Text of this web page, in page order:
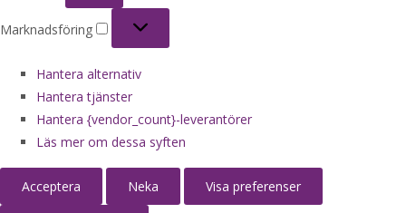
Marknadsföring
Hantera alternativ
Hantera tjänster
Hantera {vendor_count}-leverantörer
Läs mer om dessa syften
Acceptera Neka Visa preferenser